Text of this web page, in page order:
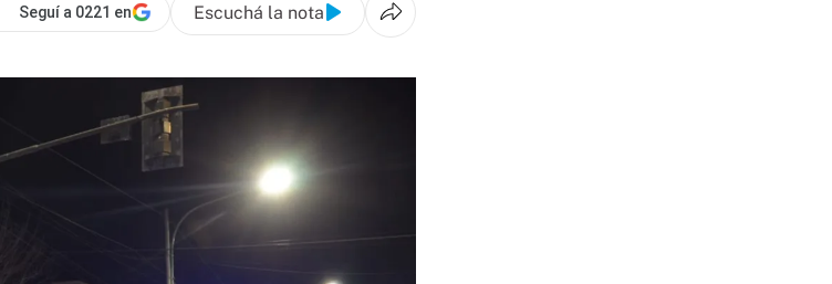
Seguí a 0221 en Escuchá la nota